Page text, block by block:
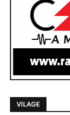
VILAGE